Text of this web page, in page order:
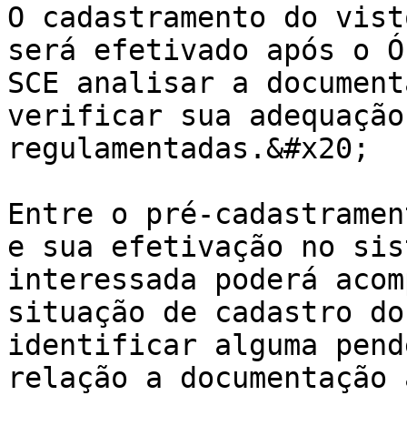
O cadastramento do
será efetivado após o
SCE analisar a
verificar sua
regulamentadas.&#x20;
Entre o pré-
e sua efetivação no
interessada poderá
situação de cadastro
identificar alguma
relação a